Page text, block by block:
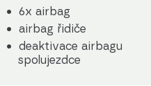
6x airbag
airbag řidiče
deaktivace airbagu
spolujezdce